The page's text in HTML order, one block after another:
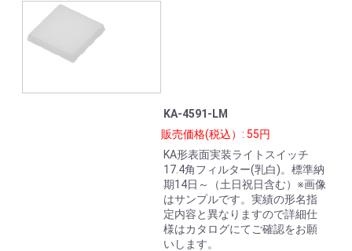
KA-4591-LM
販売価格(税込）: 55円
KA形表面実装ライトスイッチ
17.4角フィルター(乳白)。標準納
期14日～（土日祝日含む）※画像
はサンプルです。実績の形名指
定内容と異なりますので詳細仕
様はカタログにてご確認をお願
いします。